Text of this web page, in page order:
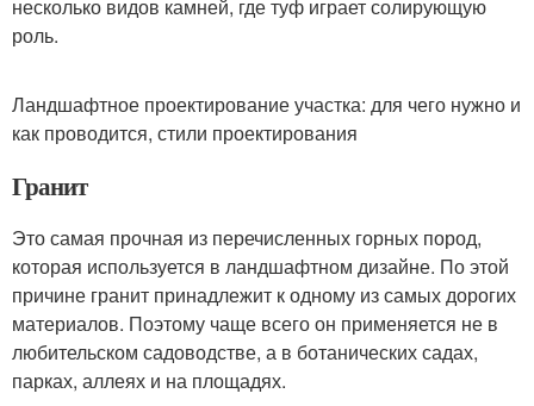
несколько видов камней, где туф играет солирующую
роль.
Ландшафтное проектирование участка: для чего нужно и
как проводится, стили проектирования
Гранит
Это самая прочная из перечисленных горных пород,
которая используется в ландшафтном дизайне. По этой
причине гранит принадлежит к одному из самых дорогих
материалов. Поэтому чаще всего он применяется не в
любительском садоводстве, а в ботанических садах,
парках, аллеях и на площадях.